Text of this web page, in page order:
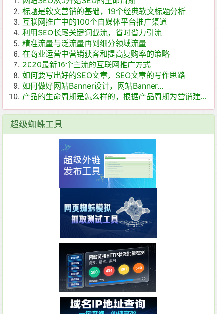
标题是软文营销的基础，19个经典软文标题分析
互联网推广中的100个自媒体平台推广渠道
利用SEO长尾关键词截流，省时省力引流
精准流量与泛流量再到细分领域流量
在商业运营中营销获客和提高复购率的策略
2020最新16个主流的互联网推广方式
如何要写出好的SEO文章，SEO文章的写作思路
如何做好网站Banner设计，网站Banner...
产品的生命周期是怎么样的，根据产品周期为营销建...
超级蜘蛛工具